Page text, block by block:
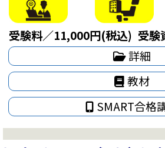
受験料／11,000円(税込) 受験
詳細
教材
SMART合格